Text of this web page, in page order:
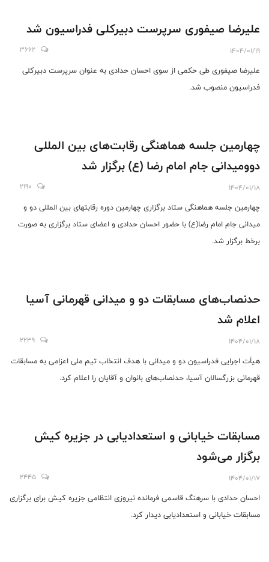
علیرضا صیفوری سرپرست دبیرکلی فدراسیون شد
1404/01/19
3662
علیرضا صیفوری طی حکمی از سوی احسان حدادی به عنوان سرپرست دبیرکلی
فدراسیون منصوب شد.
چهارمین جلسه هماهنگی رقابت‌های بین المللی
دوومیدانی جام امام رضا (ع) برگزار شد
1404/01/18
2190
چهارمین جلسه هماهنگی ستاد برگزاری چهارمین دوره رقابتهای بین المللی دو و
میدانی جام امام رضا(ع) با حضور احسان حدادی و اعضای ستاد برگزاری به صورت
برخط برگزار شد.
حدنصاب‌های مسابقات دو و میدانی قهرمانی آسیا
اعلام شد
1404/01/18
2239
هیأت اجرایی فدراسیون دو و میدانی با هدف انتخاب تیم ملی اعزامی به مسابقات
قهرمانی بزرگسالان آسیا، حدنصاب‌های بانوان و آقایان را اعلام کرد.
مسابقات خیابانی و استعدادیابی در جزیره کیش
برگزار می‌شود
1404/01/17
2445
احسان حدادی با سرهنگ قاسمی فرمانده نیروزی انتظامی جزیره کیش برای برگزاری
مسابقات خیابانی و استعدادیابی دیدار کرد.